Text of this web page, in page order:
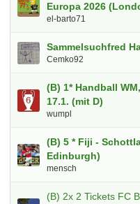
Europa 2026
el-barto71
Sammelsuchfred
Cemko92
(B) 1* Handball
17.1. (mit D)
wumpl
(B) 5 * Fiji -
Edinburgh)
mensch
(B) 2x 2 Tickets FC